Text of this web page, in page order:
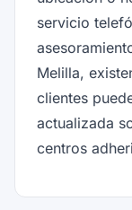
servicio
Melilla,
clientes
actualizada
centros